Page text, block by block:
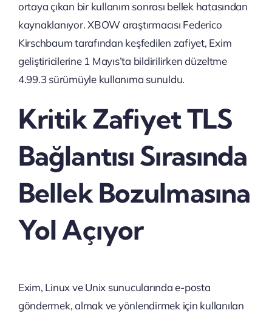
ortaya çıkan bir kullanım sonrası bellek hatasından
kaynaklanıyor. XBOW araştırmacısı Federico
Kirschbaum tarafından keşfedilen zafiyet, Exim
geliştiricilerine 1 Mayıs’ta bildirilirken düzeltme
4.99.3 sürümüyle kullanıma sunuldu.
Kritik Zafiyet TLS
Bağlantısı Sırasında
Bellek Bozulmasına
Yol Açıyor
Exim, Linux ve Unix sunucularında e-posta
göndermek, almak ve yönlendirmek için kullanılan